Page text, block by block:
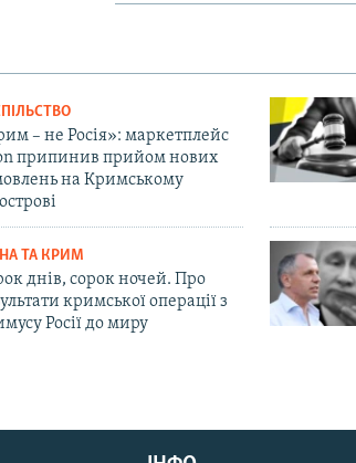
– не Росія»: маркетплейс
припинив прийом нових
на Кримському
ТА КРИМ
днів, сорок ночей. Про
кримської операції з
Росії до миру